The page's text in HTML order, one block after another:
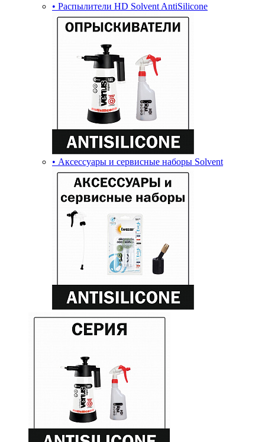
• Распылители HD Solvent AntiSilicone
• Аксессуары и сервисные наборы Solvent